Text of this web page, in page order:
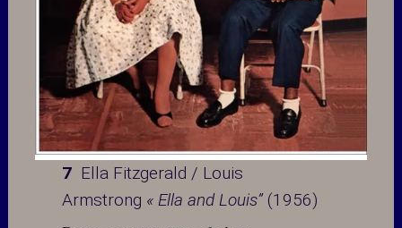
7Ella Fitzgerald / Louis
Armstrong « Ella and Louis”(1956)